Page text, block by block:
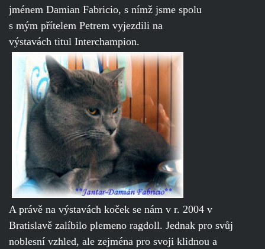
jménem Damian Fabricio, s nímž jsme spolu
s mým přítelem Petrem vyjezdili na
výstavách titul Interchampion.
A právě na výstavách koček se nám v r. 2004 v
Bratislavě zalíbilo plemeno ragdoll. Jednak pro svůj
noblesní vzhled, ale zejména pro svoji klidnou a